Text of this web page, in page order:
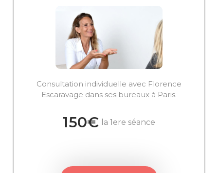
Consultation individuelle avec Florence
Escaravage dans ses bureaux à Paris.
150€ la 1ere séance